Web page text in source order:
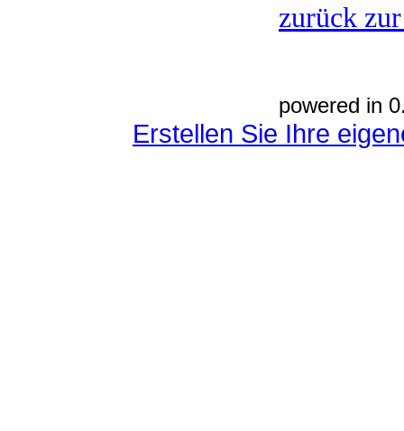
zurück
powered in
Erstellen Sie Ihre